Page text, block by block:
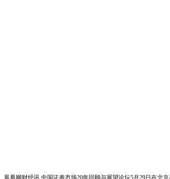
凤凰网财经讯 中国证券市场20年回顾与展望论坛5月29日在北